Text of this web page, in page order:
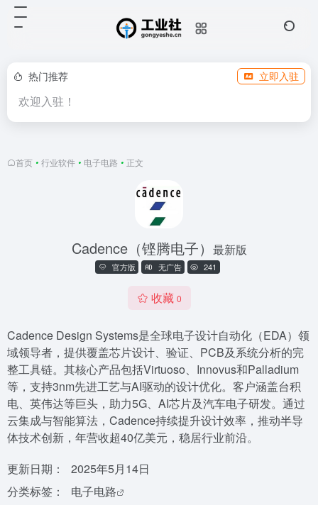
热门推荐 立即入驻
欢迎入驻！
首页 • 行业软件 • 电子电路 • 正文
Cadence（铿腾电子） 最新版
官方版 无广告 241
收藏 0
Cadence Design Systems是全球电子设计自动化（EDA）领
域领导者，提供覆盖芯片设计、验证、PCB及系统分析的完
整工具链。其核心产品包括Virtuoso、Innovus和Palladium
等，支持3nm先进工艺与AI驱动的设计优化。客户涵盖台积
电、英伟达等巨头，助力5G、AI芯片及汽车电子研发。通过
云集成与智能算法，Cadence持续提升设计效率，推动半导
体技术创新，年营收超40亿美元，稳居行业前沿。
更新日期：
2025年5月14日
分类标签：
电子电路